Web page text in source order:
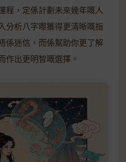
程，定係計劃未來幾年嘅人
分析八字嚟獲得更清晰嘅指
係迷信，而係幫助你更了解
作出更明智嘅選擇。